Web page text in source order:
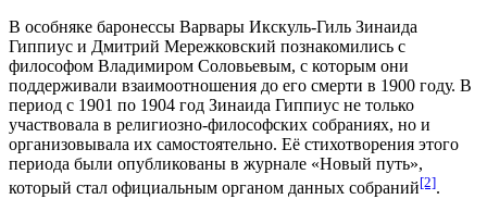
В особняке баронессы Варвары Икскуль-Гиль Зинаида
Гиппиус и Дмитрий Мережковский познакомились с
философом Владимиром Соловьевым, с которым они
поддерживали взаимоотношения до его смерти в 1900 году. В
период с 1901 по 1904 год Зинаида Гиппиус не только
участвовала в религиозно-философских собраниях, но и
организовывала их самостоятельно. Её стихотворения этого
периода были опубликованы в журнале «Новый путь»,
который стал официальным органом данных собраний[2].